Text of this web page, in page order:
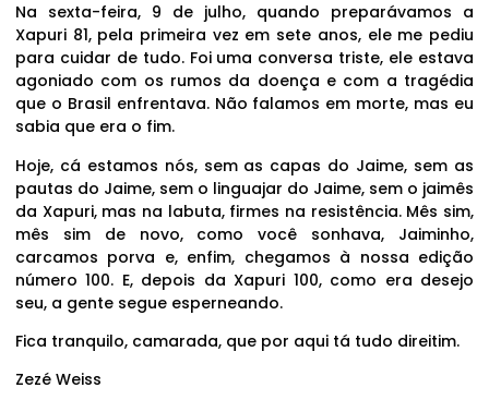
Na sexta-feira, 9 de julho, quando preparávamos a
Xapuri 81, pela primeira vez em sete anos, ele me pediu
para cuidar de tudo. Foi uma conversa triste, ele estava
agoniado com os rumos da doença e com a tragédia
que o Brasil enfrentava. Não falamos em morte, mas eu
sabia que era o fim.
Hoje, cá estamos nós, sem as capas do Jaime, sem as
pautas do Jaime, sem o linguajar do Jaime, sem o jaimês
da Xapuri, mas na labuta, firmes na resistência. Mês sim,
mês sim de novo, como você sonhava, Jaiminho,
carcamos porva e, enfim, chegamos à nossa edição
número 100. E, depois da Xapuri 100, como era desejo
seu, a gente segue esperneando.
Fica tranquilo, camarada, que por aqui tá tudo direitim.
Zezé Weiss